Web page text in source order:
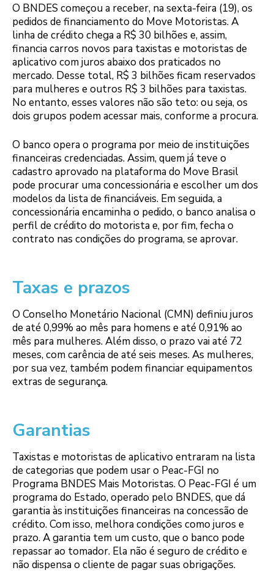
O BNDES começou a receber, na sexta-feira (19), os
pedidos de financiamento do Move Motoristas. A
linha de crédito chega a R$ 30 bilhões e, assim,
financia carros novos para taxistas e motoristas de
aplicativo com juros abaixo dos praticados no
mercado. Desse total, R$ 3 bilhões ficam reservados
para mulheres e outros R$ 3 bilhões para taxistas.
No entanto, esses valores não são teto: ou seja, os
dois grupos podem acessar mais, conforme a procura.
O banco opera o programa por meio de instituições
financeiras credenciadas. Assim, quem já teve o
cadastro aprovado na plataforma do Move Brasil
pode procurar uma concessionária e escolher um dos
modelos da lista de financiáveis. Em seguida, a
concessionária encaminha o pedido, o banco analisa o
perfil de crédito do motorista e, por fim, fecha o
contrato nas condições do programa, se aprovar.
Taxas e prazos
O Conselho Monetário Nacional (CMN) definiu juros
de até 0,99% ao mês para homens e até 0,91% ao
mês para mulheres. Além disso, o prazo vai até 72
meses, com carência de até seis meses. As mulheres,
por sua vez, também podem financiar equipamentos
extras de segurança.
Garantias
Taxistas e motoristas de aplicativo entraram na lista
de categorias que podem usar o Peac-FGI no
Programa BNDES Mais Motoristas. O Peac-FGI é um
programa do Estado, operado pelo BNDES, que dá
garantia às instituições financeiras na concessão de
crédito. Com isso, melhora condições como juros e
prazo. A garantia tem um custo, que o banco pode
repassar ao tomador. Ela não é seguro de crédito e
não dispensa o cliente de pagar suas obrigações.